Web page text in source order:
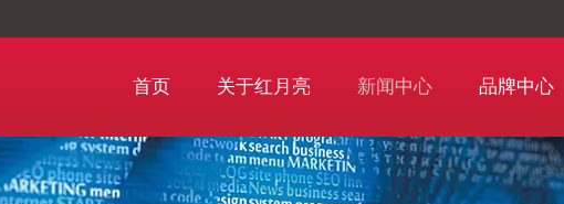
首页 关于红月亮 新闻中心 品牌中心